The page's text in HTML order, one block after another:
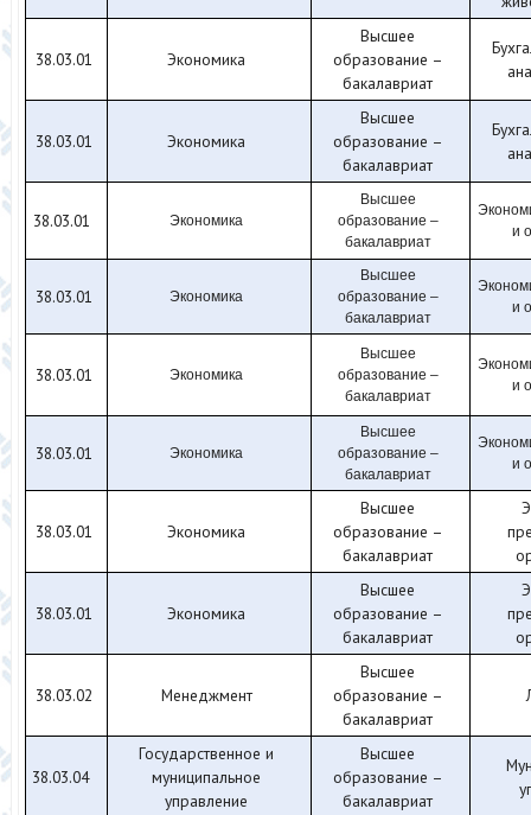
38.03.01 Экономика
Высшее
образование –
бакалавриат
38.03.01 Экономика
Высшее
образование –
бакалавриат
38.03.01 Экономика
Высшее
образование –
бакалавриат
и
38.03.01 Экономика
Высшее
образование –
бакалавриат
и
38.03.01 Экономика
Высшее
образование –
бакалавриат
и
38.03.01 Экономика
Высшее
образование –
бакалавриат
и
38.03.01 Экономика
Высшее
образование –
бакалавриат
38.03.01 Экономика
Высшее
образование –
бакалавриат
38.03.02 Менеджмент
Высшее
образование –
бакалавриат
38.03.04
Государственное и
муниципальное
управление
Высшее
образование –
бакалавриат